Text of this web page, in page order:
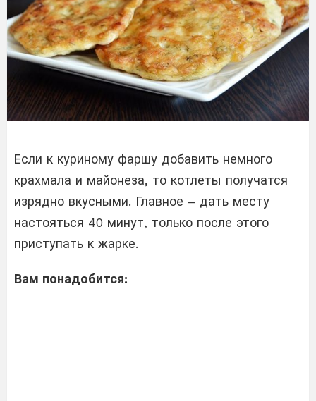
Если к куриному фаршу добавить немного
крахмала и майонеза, то котлеты получатся
изрядно вкусными. Главное – дать месту
настояться 40 минут, только после этого
приступать к жарке.
Вам понадобится: